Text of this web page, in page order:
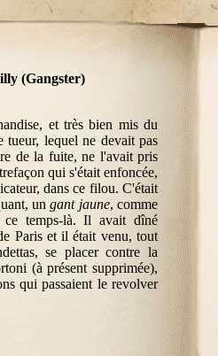
(Gangster)
et très bien mis du
tueur, lequel ne devait pas
de la fuite, ne l'avait pris
qui s'était enfoncée,
dans ce filou. C'était
ungant jaune, comme
ce temps-là. Il avait dîné
Paris et il était venu, tout
se placer contre la
(à présent supprimée),
qui passaient le revolver